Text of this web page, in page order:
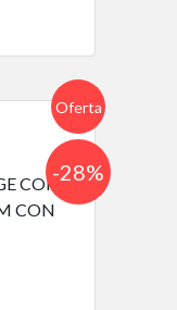
Oferta
-28%